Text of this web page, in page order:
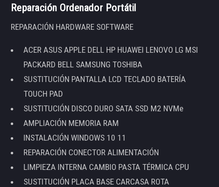
Reparación Ordenador Portátil
REPARACIÓN HARDWARE SOFTWARE
ACER ASUS APPLE DELL HP HUAWEI LENOVO LG MSI
PACKARD BELL SAMSUNG TOSHIBA
SUSTITUCIÓN PANTALLA LCD TECLADO BATERÍA
TOUCH PAD
SUSTITUCIÓN DISCO DURO SATA SSD M2 NVMe
AMPLIACIÓN MEMORIA RAM
INSTALACIÓN WINDOWS 10 11
REPARACIÓN CONECTOR ALIMENTACIÓN
LIMPIEZA INTERNA CAMBIO PASTA TÉRMICA CPU
SUSTITUCIÓN PLACA BASE CARCASA ROTA